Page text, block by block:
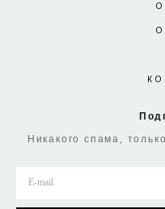
Никакого спама,